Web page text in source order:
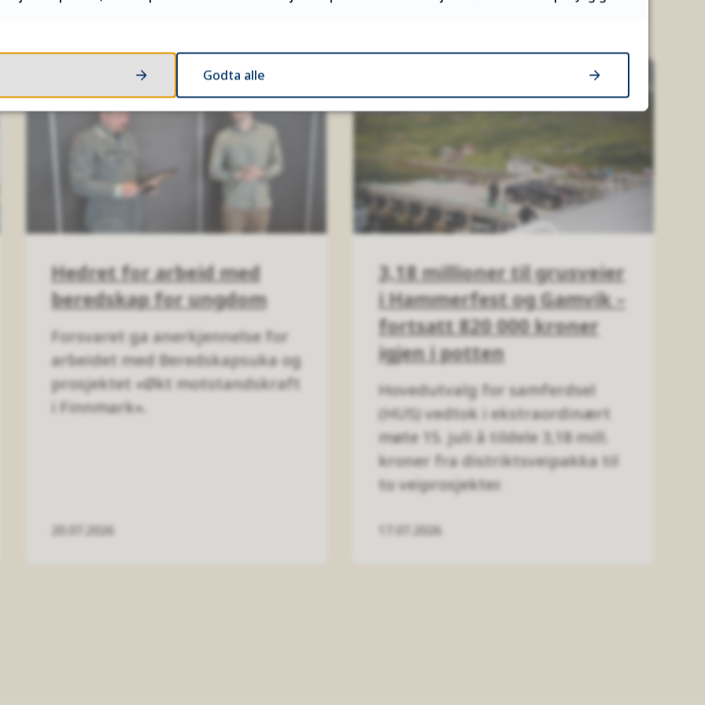
20.07.2026
Hedret for arbeid med
beredskap for ungdom
Forsvaret ga anerkjennelse for
arbeidet med Beredskapsuka og
prosjektet «Økt motstandskraft
i Finnmark».
17.07.2026
3,18 millioner til grusveier
i Hammerfest og Gamvik –
fortsatt 820 000 kroner
igjen i potten
Hovedutvalg for samferdsel
(HUS) vedtok i ekstraordinært
møte 15. juli å tildele 3,18 mill.
kroner fra distriktsveipakka til
to veiprosjekter.
Godta alle